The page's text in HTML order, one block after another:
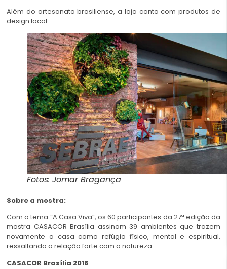
Além do artesanato brasiliense, a loja conta com produtos de
design local.
Fotos: Jomar Bragança
Sobre a mostra:
Com o tema “A Casa Viva”, os 60 participantes da 27ª edição da
mostra CASACOR Brasília assinam 39 ambientes que trazem
novamente a casa como refúgio físico, mental e espiritual,
ressaltando a relação forte com a natureza.
CASACOR Brasília 2018